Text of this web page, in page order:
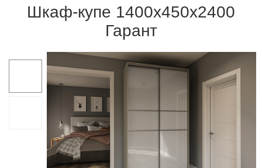
Шкаф-купе 1400х450х2400
Гарант